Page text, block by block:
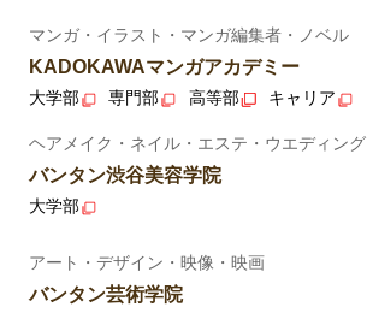
マンガ・イラスト・マンガ編集者・ノベル
KADOKAWAマンガアカデミー
大学部 専門部 高等部 キャリア
ヘアメイク・ネイル・エステ・ウエディング
バンタン渋谷美容学院
大学部
アート・デザイン・映像・映画
バンタン芸術学院